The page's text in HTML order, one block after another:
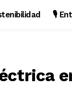
🎙️